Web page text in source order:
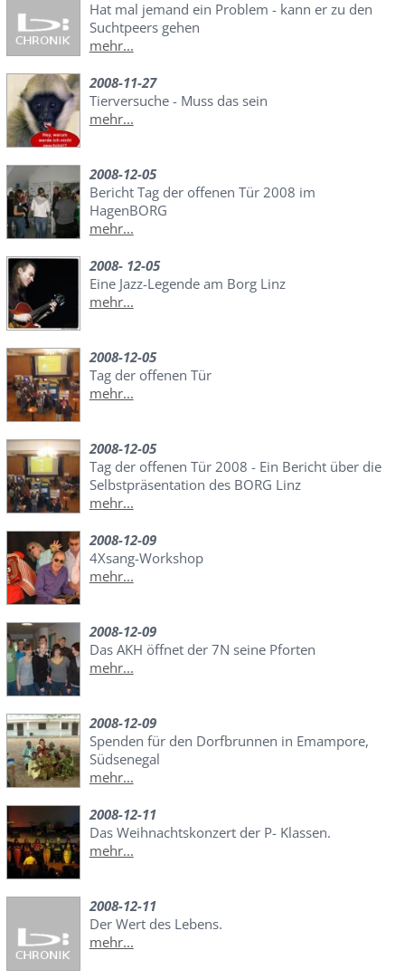
Hat mal jemand ein Problem - kann er zu den
Suchtpeers gehen
mehr...
2008-11-27
Tierversuche - Muss das sein
mehr...
2008-12-05
Bericht Tag der offenen Tür 2008 im
HagenBORG
mehr...
2008- 12-05
Eine Jazz-Legende am Borg Linz
mehr...
2008-12-05
Tag der offenen Tür
mehr...
2008-12-05
Tag der offenen Tür 2008 - Ein Bericht über die
Selbstpräsentation des BORG Linz
mehr...
2008-12-09
4Xsang-Workshop
mehr...
2008-12-09
Das AKH öffnet der 7N seine Pforten
mehr...
2008-12-09
Spenden für den Dorfbrunnen in Emampore,
Südsenegal
mehr...
2008-12-11
Das Weihnachtskonzert der P- Klassen.
mehr...
2008-12-11
Der Wert des Lebens.
mehr...